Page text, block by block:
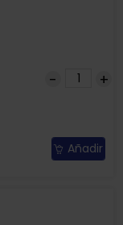
Añadir